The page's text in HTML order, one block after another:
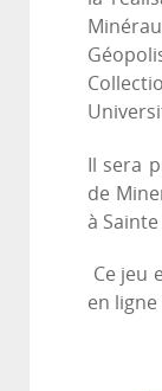
Il sera
de
à
Ce jeu
en ligne